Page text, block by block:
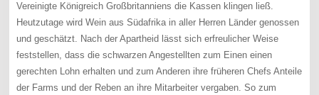
Vereinigte Königreich Großbritanniens die Kassen klingen ließ.
Heutzutage wird Wein aus Südafrika in aller Herren Länder genossen
und geschätzt. Nach der Apartheid lässt sich erfreulicher Weise
feststellen, dass die schwarzen Angestellten zum Einen einen
gerechten Lohn erhalten und zum Anderen ihre früheren Chefs Anteile
der Farms und der Reben an ihre Mitarbeiter vergaben. So zum